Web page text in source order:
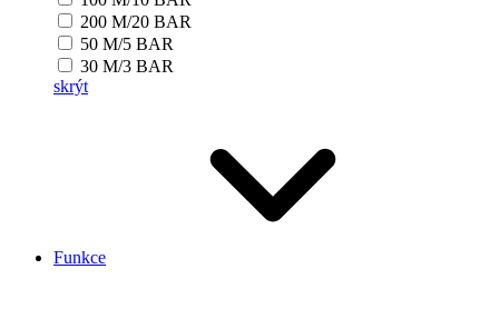
200 M/20 BAR
50 M/5 BAR
30 M/3 BAR
skrýt
Funkce